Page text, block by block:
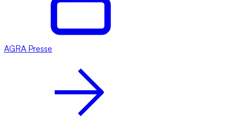
AGRA Presse